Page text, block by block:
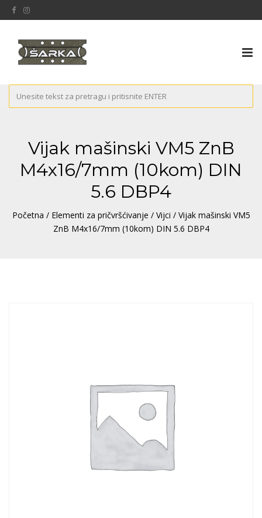
Vijak mašinski VM5 ZnB
M4x16/7mm (10kom) DIN
5.6 DBP4
Početna / Elementi za pričvršćivanje / Vijci / Vijak mašinski VM5
ZnB M4x16/7mm (10kom) DIN 5.6 DBP4